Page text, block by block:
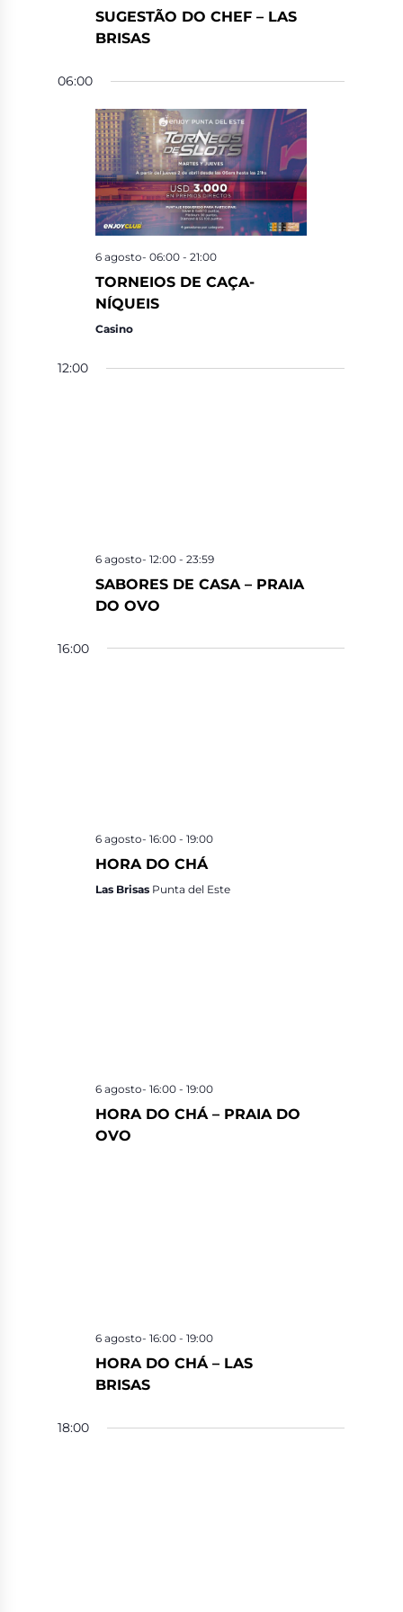
SUGESTÃO DO CHEF – LAS
BRISAS
06:00
6 agosto- 06:00 -21:00
TORNEIOS DE CAÇA-
NÍQUEIS
Casino
12:00
SABORES DE CASA – PRAIA
DO OVO
HORA DO CHÁ
Las BrisasPunta del Este
OVO